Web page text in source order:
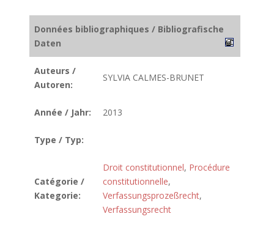
Données bibliographiques / Bibliografische
Daten
Auteurs /
Autoren:
SYLVIA CALMES-BRUNET
Année / Jahr: 2013
Type / Typ:
Catégorie /
Kategorie:
Droit constitutionnel, Procédure
constitutionnelle,
Verfassungsprozeßrecht,
Verfassungsrecht